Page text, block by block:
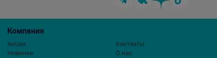
Компания
Акции
Новинки
Контакты
О нас